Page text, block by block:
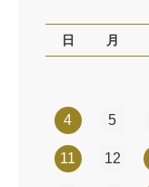
日 月
4 5
11 12